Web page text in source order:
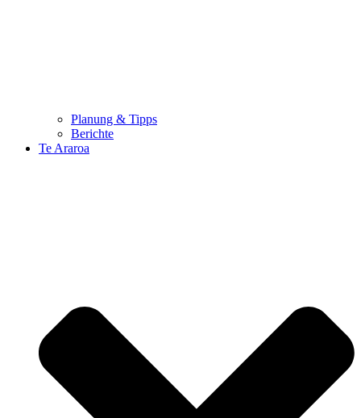
Planung & Tipps
Berichte
Te Araroa